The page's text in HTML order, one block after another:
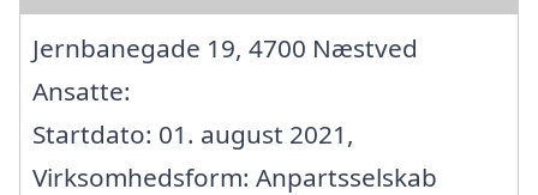
Jernbanegade 19, 4700 Næstved
Ansatte:
Startdato: 01. august 2021,
Virksomhedsform: Anpartsselskab